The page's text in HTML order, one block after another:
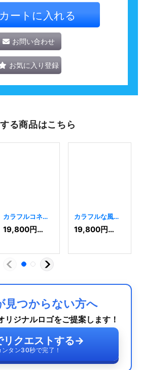
ートに入れる
お問い合わせ
お気に入り登録
る商品はこちら
カラフルコネク
ションロゴ
[5262]
19,800円(税込)
カラフルな風車
ロゴカラフルな
風車のロゴ
19,800円(税込)
見つからない方へ
リジナルロゴをご提案します！
リクエストする→
ンタン30秒で完了！